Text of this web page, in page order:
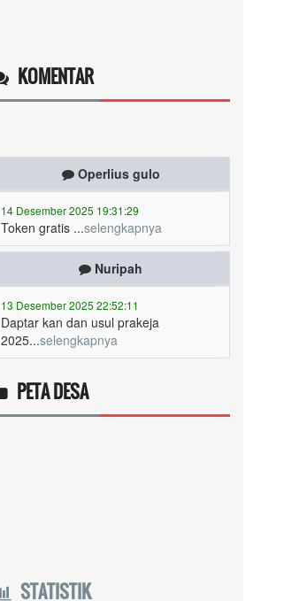
KOMENTAR
14 Desember 2025 19:31:29
Token gratis ...selengkapnya
Nuripah
13 Desember 2025 22:52:11
Daptar kan dan usul prakeja
2025...selengkapnya
Erizal
Token listrik...selengkapnya
Token gratis ...selengkapnya
PETA DESA
STATISTIK